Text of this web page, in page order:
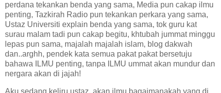
perdana tekankan benda yang sama, Media pun cakap ilmu
penting, Tazkirah Radio pun tekankan perkara yang sama,
Ustaz Universiti explain benda yang sama, tok guru kat
surau malam tadi pun cakap begitu, khtubah jummat minggu
lepas pun sama, majalah majalah islam, blog dakwah
dan..arghh, pendek kata semua pakat pakat bersetuju
bahawa ILMU penting, tanpa ILMU ummat akan mundur dan
nergara akan di jajah!
Aku sedang keliru ustaz, akan ilmu bagaimanakah yang di